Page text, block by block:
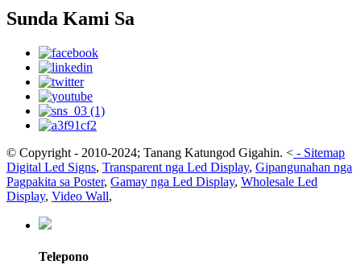
Sunda Kami Sa
© Copyright - 2010-2024; Tanang Katungod Gigahin. < - Sitemap
Digital Led Signs, Transparent nga Led Display, Gipangunahan nga
Pagpakita sa Poster, Gamay nga Led Display, Wholesale Led
Display, Video Wall,
Telepono